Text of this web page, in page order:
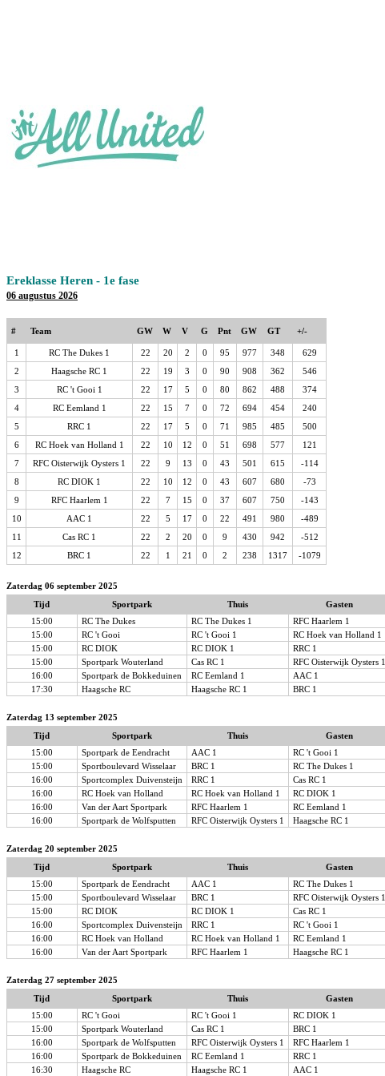
Ereklasse Heren - 1e fase
06 augustus 2026
# Team GW W V G Pnt GW GT +/-
1 RC The Dukes 1 22 20 2 0 95 977 348
629
2
Haagsche RC 1 22 19 3 0 90 908 362
546
3
RC 't Gooi 1 22 17 5 0 80 862 488
374
4
RC Eemland 1 22 15 7 0 72 694 454
240
5
RRC 1 22 17 5 0 71 985 485
500
6
RC Hoek van Holland 1 22 10 12 0 51 698 577
121
7
RFC Oisterwijk Oysters 1 22 9 13 0 43 501 615
-114
8
RC DIOK 1 22 10 12 0 43 607 680
-73
9
RFC Haarlem 1 22 7 15 0 37 607 750
-143
10
AAC 1 22 5 17 0 22 491 980
-489
11
Cas RC 1 22 2 20 0 9 430 942
-512
12
BRC 1 22 1 21 0 2 238 1317 -1079
Zaterdag 06 september 2025
Tijd
Sportpark Thuis Gasten
15:00
RC The Dukes RC The Dukes 1 RFC Haarlem 1
15:00
RC 't Gooi RC 't Gooi 1 RC Hoek van Holland 1
15:00
RC DIOK RC DIOK 1 RRC 1
15:00
Sportpark Wouterland Cas RC 1 RFC Oisterwijk Oysters 1
16:00
Sportpark de Bokkeduinen RC Eemland 1 AAC 1
17:30
Haagsche RC Haagsche RC 1 BRC 1
Zaterdag 13 september 2025
Tijd
Sportpark Thuis Gasten
15:00
Sportpark de Eendracht AAC 1 RC 't Gooi 1
15:00
Sportboulevard Wisselaar BRC 1 RC The Dukes 1
16:00
Sportcomplex Duivensteijn RRC 1 Cas RC 1
16:00
RC Hoek van Holland RC Hoek van Holland 1 RC DIOK 1
16:00
Van der Aart Sportpark RFC Haarlem 1 RC Eemland 1
16:00
Sportpark de Wolfsputten RFC Oisterwijk Oysters 1 Haagsche RC 1
Zaterdag 20 september 2025
Tijd
Sportpark Thuis Gasten
15:00
Sportpark de Eendracht AAC 1 RC The Dukes 1
15:00
Sportboulevard Wisselaar BRC 1 RFC Oisterwijk Oysters 1
15:00
RC DIOK RC DIOK 1 Cas RC 1
16:00
Sportcomplex Duivensteijn RRC 1 RC 't Gooi 1
16:00
RC Hoek van Holland RC Hoek van Holland 1 RC Eemland 1
16:00
Van der Aart Sportpark RFC Haarlem 1 Haagsche RC 1
Zaterdag 27 september 2025
Tijd
Sportpark Thuis Gasten
15:00
RC 't Gooi RC 't Gooi 1 RC DIOK 1
15:00
Sportpark Wouterland Cas RC 1 BRC 1
16:00
Sportpark de Wolfsputten RFC Oisterwijk Oysters 1 RFC Haarlem 1
16:00
Sportpark de Bokkeduinen RC Eemland 1 RRC 1
16:30
Haagsche RC Haagsche RC 1 AAC 1